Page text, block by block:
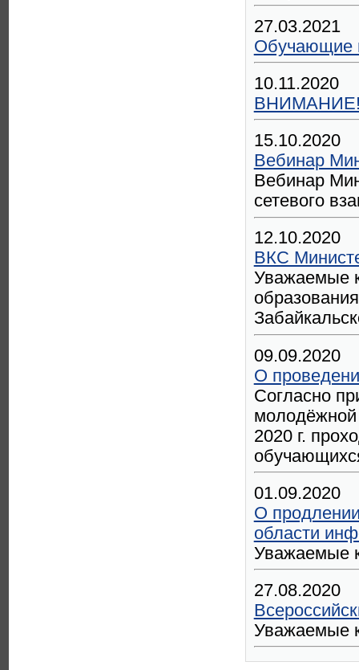
27.03.2021
Обучающие
10.11.2020
ВНИМАНИЕ!
15.10.2020
Вебинар
Вебинар
сетевого
12.10.2020
ВКС
Уважаемые
09.09.2020
О
Согласно
молодёжной
2020 г.
01.09.2020
О
области
Уважаемые
27.08.2020
Уважаемые